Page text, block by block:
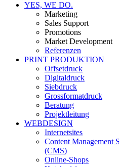
YES, WE DO.
Marketing
Sales Support
Promotions
Market Development
Referenzen
PRINT PRODUKTION
Offsetdruck
Digitaldruck
Siebdruck
Grossformatdruck
Beratung
Projektleitung
WEBDESIGN
Internetsites
Content Management
(CMS)
Online-Shops